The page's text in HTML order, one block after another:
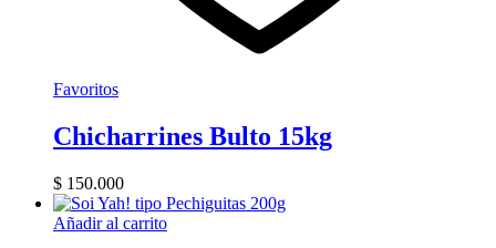
Favoritos
Chicharrines Bulto 15kg
$ 150.000
Añadir al carrito